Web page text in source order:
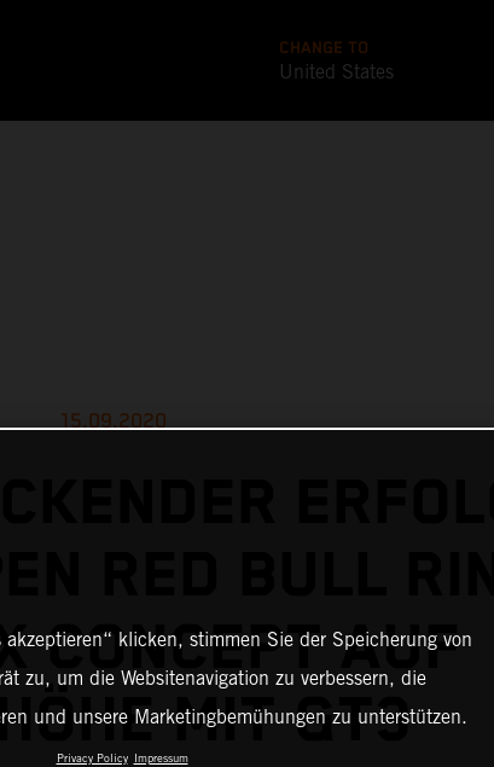
CHANGE TO
United States
15.09.2020
ERFOLG
CONCEPT AUF
MIT GT3-
akzeptieren“ klicken, stimmen Sie der Speicherung von
zu, um die Websitenavigation zu verbessern, die
und unsere Marketingbemühungen zu unterstützen.
Privacy Policy Impressum